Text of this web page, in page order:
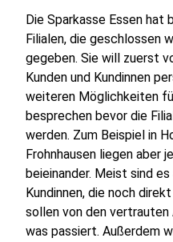
Die Sparkasse Essen hat
Filialen, die geschlossen
gegeben. Sie will zuerst
Kunden und Kundinnen
weiteren Möglichkeiten
besprechen bevor die
werden. Zum Beispiel in
Frohnhausen liegen aber
beieinander. Meist sind
Kundinnen, die noch
sollen von den
was passiert. Außerdem